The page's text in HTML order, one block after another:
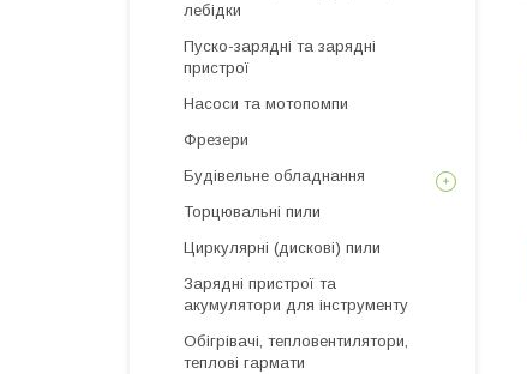
лебідки
Пуско-зарядні та зарядні
пристрої
Насоси та мотопомпи
Фрезери
Будівельне обладнання
Торцювальні пили
Циркулярні (дискові) пили
Зарядні пристрої та
акумулятори для інструменту
Обігрівачі, тепловентилятори,
теплові гармати